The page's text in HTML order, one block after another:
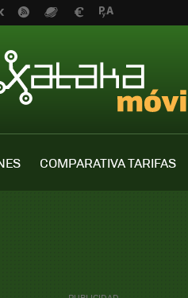
COMPARATIVA TARIFAS